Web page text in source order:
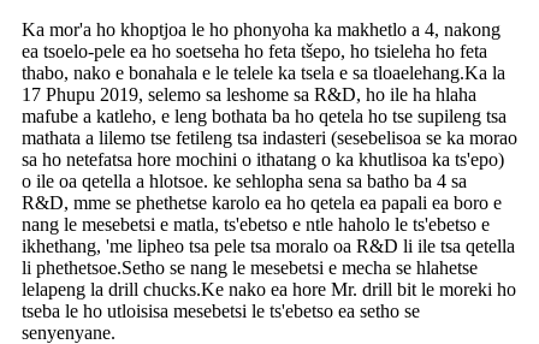
Ka mor'a ho khoptjoa le ho phonyoha ka makhetlo a 4, nakong
ea tsoelo-pele ea ho soetseha ho feta tšepo, ho tsieleha ho feta
thabo, nako e bonahala e le telele ka tsela e sa tloaelehang.Ka la
17 Phupu 2019, selemo sa leshome sa R&D, ho ile ha hlaha
mafube a katleho, e leng bothata ba ho qetela ho tse supileng tsa
mathata a lilemo tse fetileng tsa indasteri (sesebelisoa se ka morao
sa ho netefatsa hore mochini o ithatang o ka khutlisoa ka ts'epo)
o ile oa qetella a hlotsoe. ke sehlopha sena sa batho ba 4 sa
R&D, mme se phethetse karolo ea ho qetela ea papali ea boro e
nang le mesebetsi e matla, ts'ebetso e ntle haholo le ts'ebetso e
ikhethang, 'me lipheo tsa pele tsa moralo oa R&D li ile tsa qetella
li phethetsoe.Setho se nang le mesebetsi e mecha se hlahetse
lelapeng la drill chucks.Ke nako ea hore Mr. drill bit le moreki ho
tseba le ho utloisisa mesebetsi le ts'ebetso ea setho se
senyenyane.